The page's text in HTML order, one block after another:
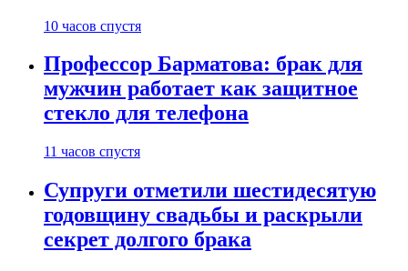
10 часов спустя
Профессор Барматова: брак для
мужчин работает как защитное
стекло для телефона
11 часов спустя
Супруги отметили шестидесятую
годовщину свадьбы и раскрыли
секрет долгого брака